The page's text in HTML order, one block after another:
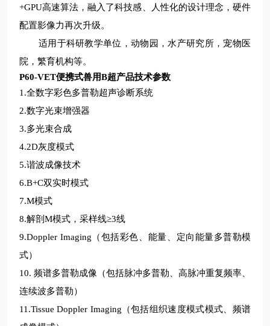
+GPU高速算法，融入了科技感、人性化的设计理念，硬件
配置影像力再次升级。
适用于科研教学单位，动物园，水产研究所，宠物医
院，繁育机构等。
P60-VET便携式兽用B超产品技术参数
1.全数字彩色多普勒超声诊断系统
2.数字光束增强器
3.多光束合成
4.2D灰度模式
5.谐波成像技术
6.B+C双实时模式
7.M模式
8.解剖M模式，采样线≥3线
9.Doppler Imaging（包括彩色、能量、定向能量多普勒模
式）
10. 频谱多普勒成像（包括脉冲多普勒、高脉冲重复频率、
连续波多普勒）
11.Tissue Doppler Imaging（包括组织速度模式模式、频谱